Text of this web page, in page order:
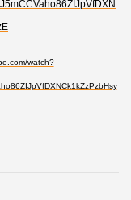
watch?